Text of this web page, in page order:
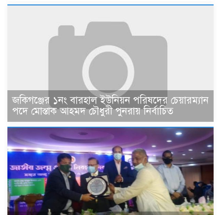
জকিগঞ্জের ১নং বারহাল ইউনিয়ন পরিষদের চেয়ারম্যান
পদে মোস্তাক আহমদ চৌধুরী পুনরায় নির্বাচিত